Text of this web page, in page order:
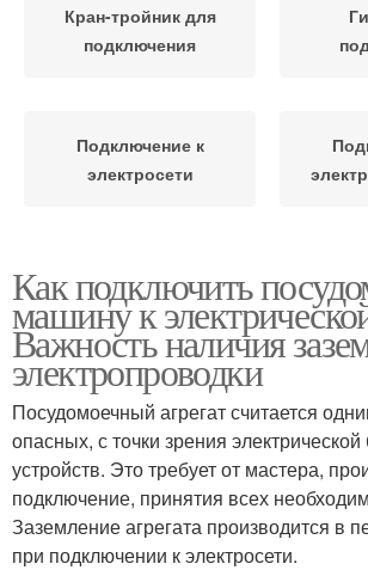
Кран-тройник для
подключения
Подключение к
электросети
Правильная установка
Как подключить
машину к
Важность наличия
электропроводки
Посудомоечный агрегат считается
опасных, с точки зрения электрической
устройств. Это требует от мастера,
подключение, принятия всех
Заземление агрегата производится в
при подключении к электросети.